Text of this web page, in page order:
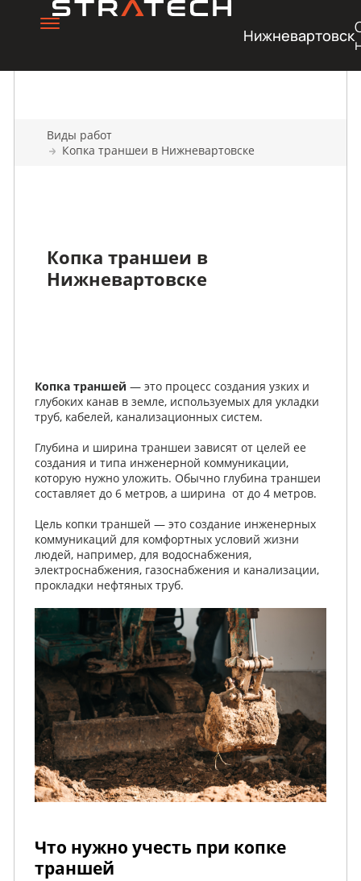
Нижневартовск
Виды работ
Копка траншеи в Нижневартовске
Копка траншеи в
Нижневартовске
Копка траншей — это процесс создания узких и
глубоких канав в земле, используемых для укладки
труб, кабелей, канализационных систем.
Глубина и ширина траншеи зависят от целей ее
создания и типа инженерной коммуникации,
которую нужно уложить. Обычно глубина траншеи
составляет до 6 метров, а ширина от до 4 метров.
Цель копки траншей — это создание инженерных
коммуникаций для комфортных условий жизни
людей, например, для водоснабжения,
электроснабжения, газоснабжения и канализации,
прокладки нефтяных труб.
Что нужно учесть при копке
траншей